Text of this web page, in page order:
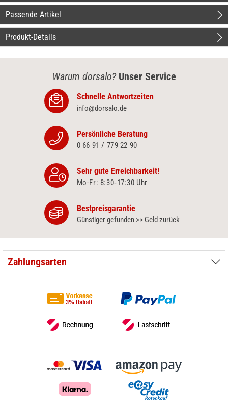
Passende Artikel
Produkt-Details
Warum dorsalo? Unser Service
Schnelle Antwortzeiten
info@dorsalo.de
Persönliche Beratung
0 66 91 / 779 22 90
Sehr gute Erreichbarkeit!
Mo-Fr: 8:30‑17:30 Uhr
Bestpreisgarantie
Günstiger gefunden >> Geld zurück
Zahlungsarten